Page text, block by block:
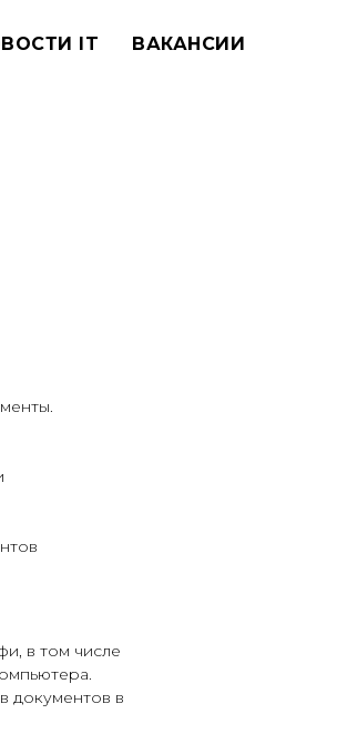
IT ВАКАНСИИ
в том числе
документов в